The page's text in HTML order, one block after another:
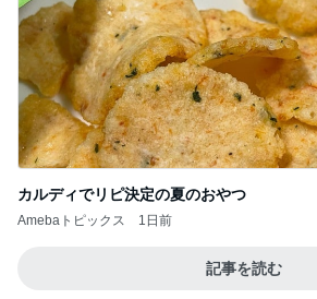
Amebaトピックス 1日前
記事を読む
呼吸法とバスタオルで眠れ
Amebaトピックス 1日前
Amebaトピックス 20時間前